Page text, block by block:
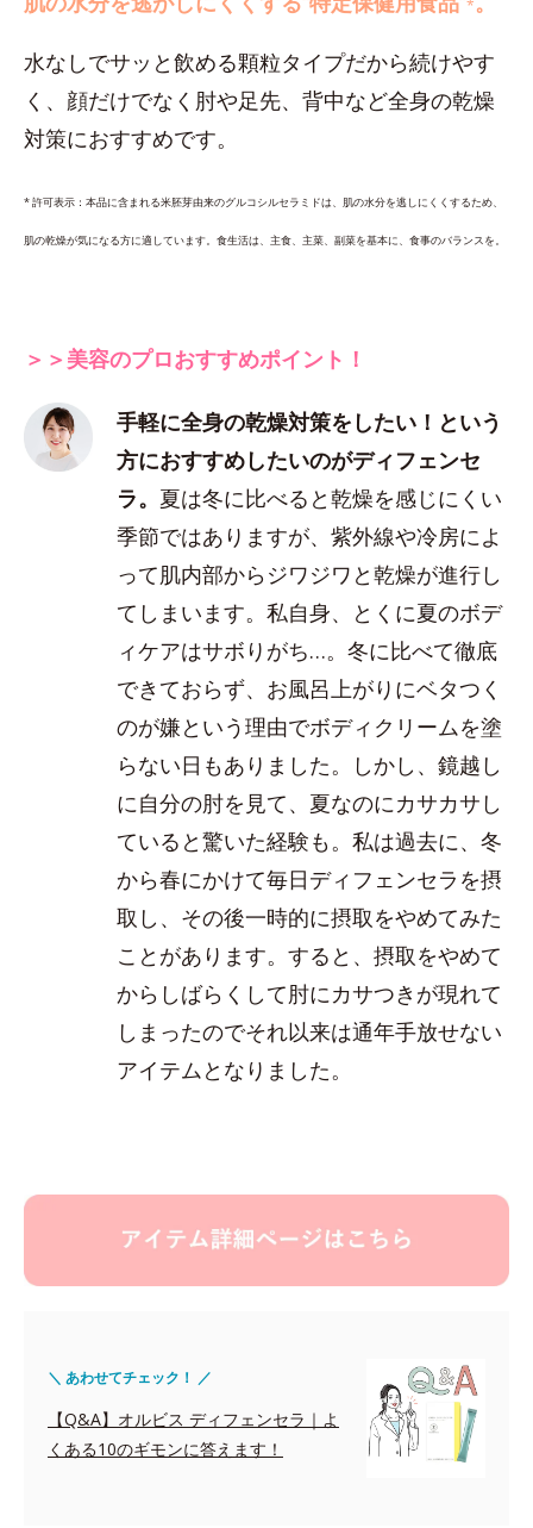
*
水なしでサッと飲める顆粒タイプだから続けやす
く、顔だけでなく肘や足先、背中など全身の乾燥
対策におすすめです。
* 許可表示：本品に含まれる米胚芽由来のグルコシルセラミドは、肌の水分を逃しにくくするため、
肌の乾燥が気になる方に適しています。食生活は、主食、主菜、副菜を基本に、食事のバランスを。
＞＞美容のプロおすすめポイント！
手軽に全身の乾燥対策をしたい！という
方におすすめしたいのがディフェンセ
ラ。 夏は冬に比べると乾燥を感じにくい
季節ではありますが、紫外線や冷房によ
って肌内部からジワジワと乾燥が進行し
てしまいます。私自身、とくに夏のボデ
ィケアはサボりがち…。冬に比べて徹底
できておらず、お風呂上がりにベタつく
のが嫌という理由でボディクリームを塗
らない日もありました。しかし、鏡越し
に自分の肘を見て、夏なのにカサカサし
ていると驚いた経験も。私は過去に、冬
から春にかけて毎日ディフェンセラを摂
取し、その後一時的に摂取をやめてみた
ことがあります。すると、摂取をやめて
からしばらくして肘にカサつきが現れて
しまったのでそれ以来は通年手放せない
アイテムとなりました。
＼ あわせてチェック！ ／
【Q&A】オルビス ディフェンセラ｜よ
くある10のギモンに答えます！